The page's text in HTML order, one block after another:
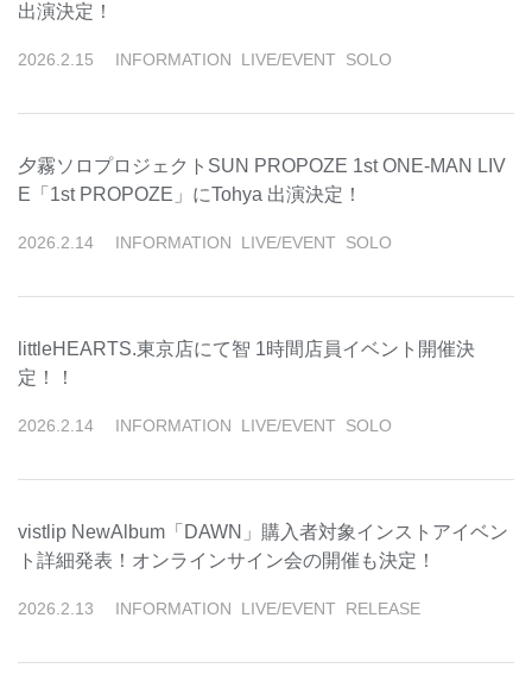
出演決定！
2026 2 15 INFORMATION LIVE/EVENT SOLO
夕霧ソロプロジェクトSUN PROPOZE 1st ONE-MAN LIV
E「1st PROPOZE」にTohya 出演決定！
2026 2 14 INFORMATION LIVE/EVENT SOLO
littleHEARTS.東京店にて智 1時間店員イベント開催決
定！！
2026 2 14 INFORMATION LIVE/EVENT SOLO
vistlip NewAlbum「DAWN」購入者対象インストアイベン
ト詳細発表！オンラインサイン会の開催も決定！
2026 2 13 INFORMATION LIVE/EVENT RELEASE